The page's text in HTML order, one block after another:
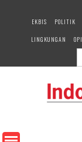
e
EKBIS
POLITIK
LINGKUNGAN